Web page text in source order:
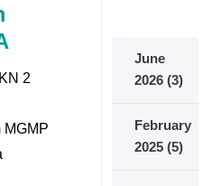
2
MGMP
June
2026(3)
February
2025(5)